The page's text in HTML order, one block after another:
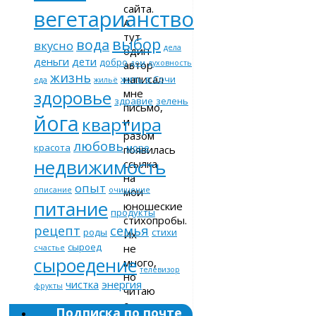
сайта.
А
тут
один
автор
написал
мне
письмо,
и
разом
появилась
ссылка
на
мои
юношеские
стихопробы.
Их
не
много,
но
читаю
с
вегетарианство
вкусно вода выбор дела
деньги дети добро дом духовность
еда жизнь жильё жить в Сочи
здоровье здравие зелень
йога квартира
красота любовь море
недвижимость
описание опыт очищение
питание продукты
рецепт роды семья стихи
счастье сыроед
сыроедение телевизор
фрукты чистка энергия
Подписка по почте